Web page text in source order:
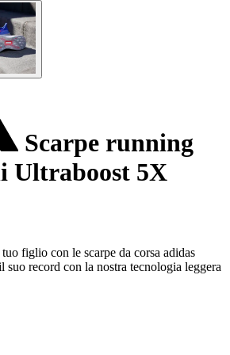
Scarpe running
Ultraboost 5X
figlio con le scarpe da corsa adidas
record con la nostra tecnologia leggera